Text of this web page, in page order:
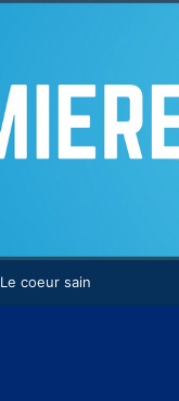
Le combat contre son âme